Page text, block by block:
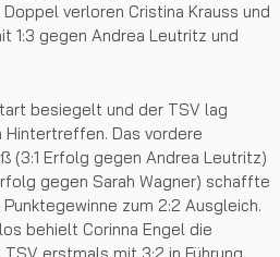
verloren Cristina Krauss und
1:3 gegen Andrea Leutritz und
besiegelt und der TSV lag
Hintertreffen. Das vordere
(3:1 Erfolg gegen Andrea Leutritz)
gegen Sarah Wagner) schaffte
zum 2:2 Ausgleich.
behielt Corinna Engel die